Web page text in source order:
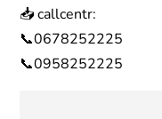
📥 callcentr:
📞0678252225
📞0958252225